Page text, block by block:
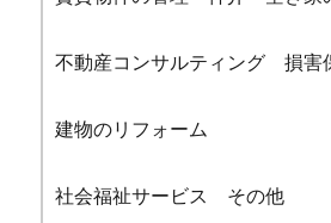
不動産コンサルティング 損害
建物のリフォーム
社会福祉サービス その他